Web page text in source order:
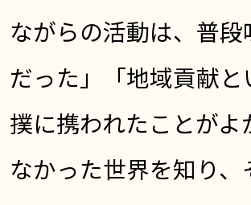
ながらの活動は、普
だった」「地域貢献
撲に携われたことが
なかった世界を知り